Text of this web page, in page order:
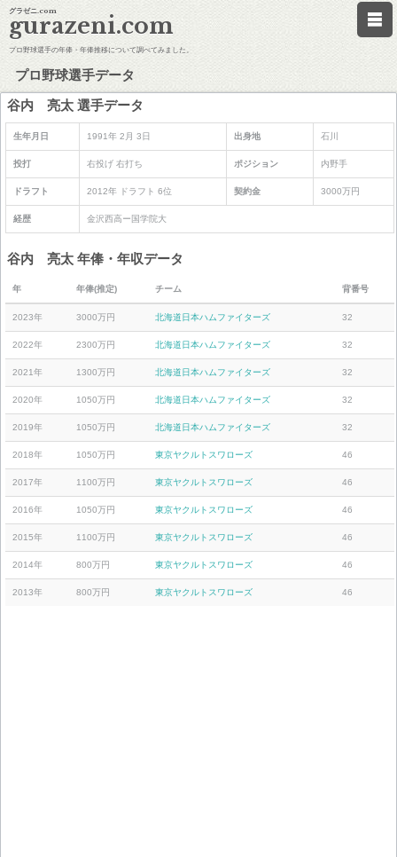
グラゼニ.com
gurazeni.com
プロ野球選手の年俸・年俸推移について調べてみました。
プロ野球選手データ
谷内 亮太 選手データ
生年月日 1991年 2月 3日 出身地 石川
投打 右投げ 右打ち ポジション 内野手
ドラフト 2012年 ドラフト 6位 契約金 3000万円
経歴 金沢西高ー国学院大
谷内 亮太 年俸・年収データ
年 年俸(推定) チーム 背番号
2023年 3000万円 北海道日本ハムファイターズ 32
2022年 2300万円 北海道日本ハムファイターズ 32
2021年 1300万円 北海道日本ハムファイターズ 32
2020年 1050万円 北海道日本ハムファイターズ 32
2019年 1050万円 北海道日本ハムファイターズ 32
2018年 1050万円 東京ヤクルトスワローズ 46
2017年 1100万円 東京ヤクルトスワローズ 46
2016年 1050万円 東京ヤクルトスワローズ 46
2015年 1100万円 東京ヤクルトスワローズ 46
2014年 800万円 東京ヤクルトスワローズ 46
2013年 800万円 東京ヤクルトスワローズ 46